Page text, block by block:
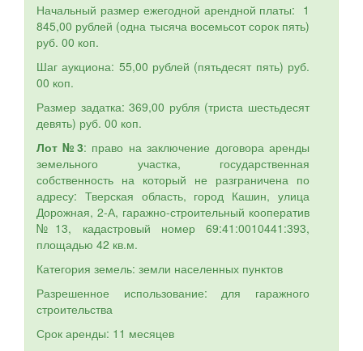
Начальный размер ежегодной арендной платы: 1
845,00 рублей (одна тысяча восемьсот сорок пять)
руб. 00 коп.
Шаг аукциона: 55,00 рублей (пятьдесят пять) руб.
00 коп.
Размер задатка: 369,00 рубля (триста шестьдесят
девять) руб. 00 коп.
Лот №3: право на заключение договора аренды
земельного участка, государственная
собственность на который не разграничена по
адресу: Тверская область, город Кашин, улица
Дорожная, 2-А, гаражно-строительный кооператив
№13, кадастровый номер 69:41:0010441:393,
площадью 42 кв.м.
Категория земель: земли населенных пунктов
Разрешенное использование: для гаражного
строительства
Срок аренды: 11 месяцев